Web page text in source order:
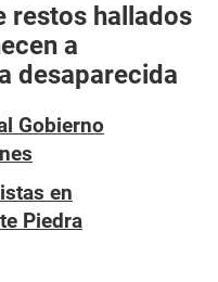
restos hallados
a
desaparecida
Gobierno
en
Piedra